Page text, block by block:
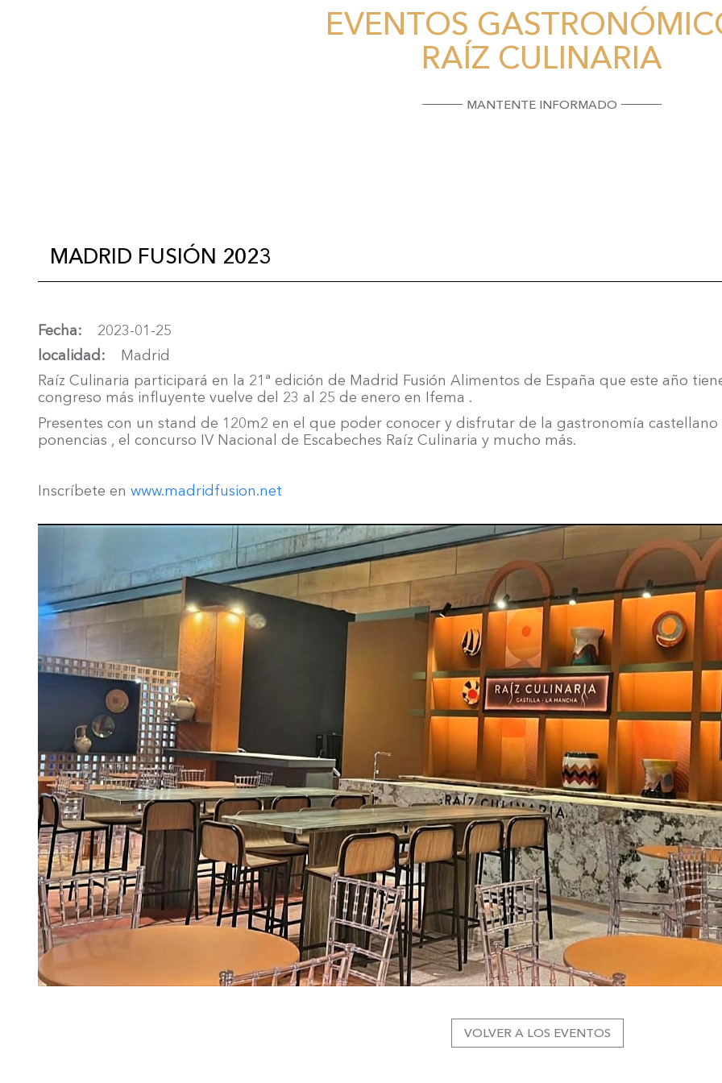
EVENTOS
RAÍZ CULINARIA
MANTENTE INFORMADO
MADRID FUSIÓN 2023
Fecha
2023-01-25
localidad
Madrid
Raíz Culinaria participará en la 21ª edición de Madrid Fusión Alimentos de España que este año
congreso más influyente vuelve del 23 al 25 de enero en Ifema .
Presentes con un stand de 120m2 en el que poder conocer y disfrutar de la gastronomía
ponencias , el concurso IV Nacional de Escabeches Raíz Culinaria y mucho más.
Inscríbete en www.madridfusion.net
VOLVER A LOS EVENTOS